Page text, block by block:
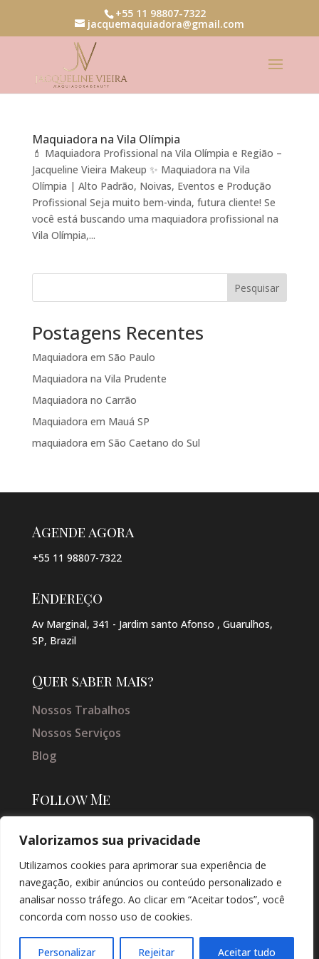
Valorizamos sua privacidade
Utilizamos cookies para aprimorar sua experiência de
navegação, exibir anúncios ou conteúdo personalizado e
analisar nosso tráfego. Ao clicar em “Aceitar todos”, você
concorda com nosso uso de cookies.
Personalizar Rejeitar Aceitar tudo
+55 11 98807-7322
jacquemaquiadora@gmail.com
Maquiadora na Vila Olímpia
💄 Maquiadora Profissional na Vila Olímpia e Região –
Jacqueline Vieira Makeup ✨ Maquiadora na Vila
Olímpia | Alto Padrão, Noivas, Eventos e Produção
Profissional Seja muito bem-vinda, futura cliente! Se
você está buscando uma maquiadora profissional na
Vila Olímpia,...
Pesquisar
Postagens Recentes
Maquiadora em São Paulo
Maquiadora na Vila Prudente
Maquiadora no Carrão
Maquiadora em Mauá SP
maquiadora em São Caetano do Sul
Agende agora
+55 11 98807-7322
Endereço
Av Marginal, 341 - Jardim santo Afonso , Guarulhos,
SP, Brazil
Quer saber mais?
Nossos Trabalhos
Nossos Serviços
Blog
Follow Me
SOLUÇÕES DIGITAIS |
CRIAÇÃO DE SITES